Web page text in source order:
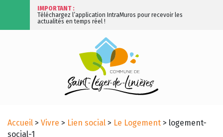
IMPORTANT :
Téléchargez l’application IntraMuros pour recevoir les
actualités en temps réel !
Accueil > Vivre > Lien social > Le Logement > logement-
social-1